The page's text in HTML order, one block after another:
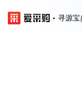
寻源宝